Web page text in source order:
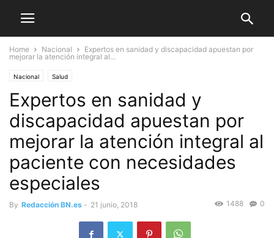
Home Nacional
Expertos en sanidad y discapacidad apuestan por
mejorar la atención integral al...
Nacional Salud
Expertos en sanidad y
discapacidad apuestan por
mejorar la atención integral al
paciente con necesidades
especiales
By Redacción BN.es - 21 junio, 2018 0
1488